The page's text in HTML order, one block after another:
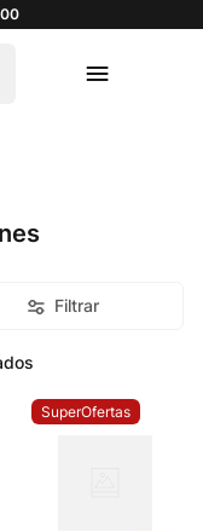
Filtrar
SuperOfertas